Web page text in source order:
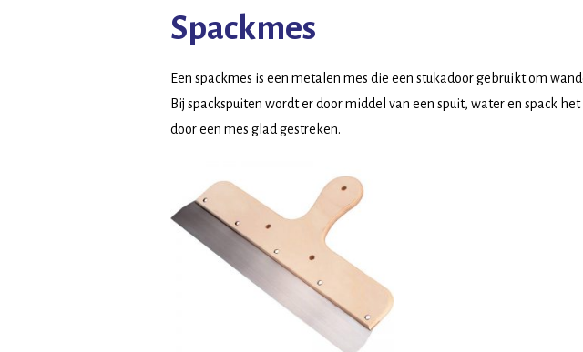
Spackmes
Een spackmes is een metalen mes die een stukadoor gebruikt om
Bij spackspuiten wordt er door middel van een spuit, water en spack
door een mes glad gestreken.